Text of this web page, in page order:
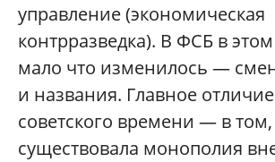
управление (экономическая
контрразведка). В ФСБ в
мало что изменилось —
и названия. Главное
советского времени — в
существовала монополия